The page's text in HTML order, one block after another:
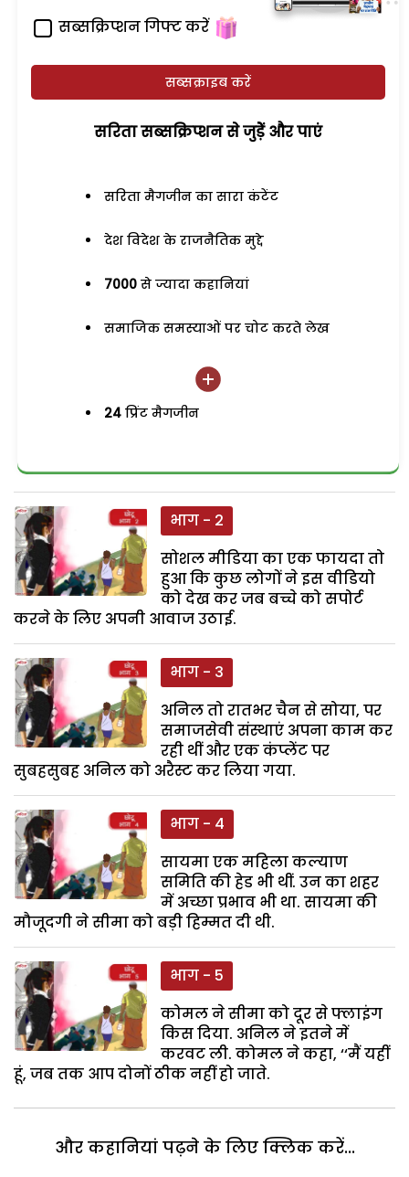
सब्सक्रिप्शन गिफ्ट करें
सब्सक्राइब करें
सरिता सब्सक्रिप्शन से जुड़ेें और पाएं
सरिता मैगजीन का सारा कंटेंट
देश विदेश के राजनैतिक मुद्दे
7000 से ज्यादा कहानियां
समाजिक समस्याओं पर चोट करते लेख
24 प्रिंट मैगजीन
भाग - 2
सोशल मीडिया का एक फायदा तो
हुआ कि कुछ लोगों ने इस वीडियो
को देख कर जब बच्चे को सपोर्ट
करने के लिए अपनी आवाज उठाई.
भाग - 3
अनिल तो रातभर चैन से सोया, पर
समाजसेवी संस्थाएं अपना काम कर
रही थीं और एक कंप्लेंट पर
सुबहसुबह अनिल को अरैस्ट कर लिया गया.
भाग - 4
सायमा एक महिला कल्याण
समिति की हेड भी थीं. उन का शहर
में अच्छा प्रभाव भी था. सायमा की
मौजूदगी ने सीमा को बड़ी हिम्मत दी थी.
भाग - 5
कोमल ने सीमा को दूर से फ्लाइंग
किस दिया. अनिल ने इतने में
करवट ली. कोमल ने कहा, ‘‘मैं यहीं
हूं, जब तक आप दोनों ठीक नहीं हो जाते.
और कहानियां पढ़ने के लिए क्लिक करें...